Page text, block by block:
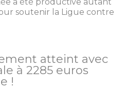
soutenir la Ligue contre
atteint avec
à 2285 euros
!